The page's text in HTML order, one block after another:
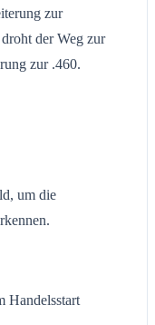
zur
der Weg zur
zur .460.
um die
Handelsstart